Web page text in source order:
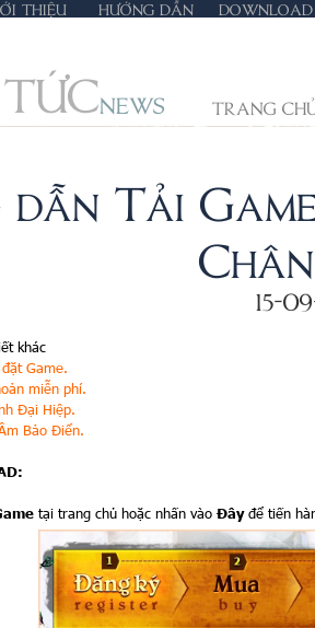
THIỆU HƯỚNG DẪN DOWNLOAD
NEWS TRANG
dẫn Tải
15-
khác
Game.
miễn phí.
Đại Hiệp.
Bảo Điển.
tại trang chủ hoặc nhấn vào Đâyđể tiến